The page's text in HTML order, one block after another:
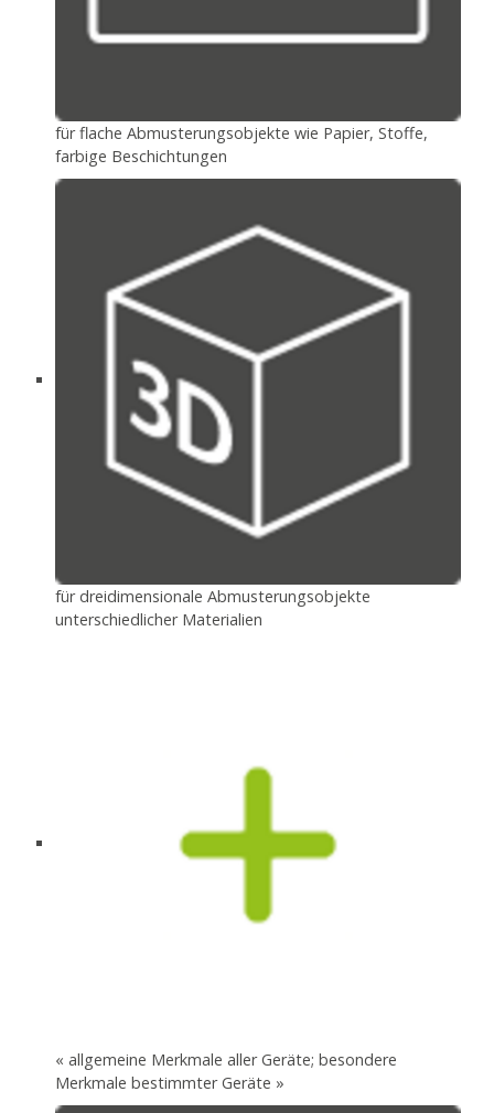
für flache Abmusterungsobjekte wie Papier, Stoffe,
farbige Beschichtungen
für dreidimensionale Abmusterungsobjekte
unterschiedlicher Materialien
« allgemeine Merkmale aller Geräte; besondere
Merkmale bestimmter Geräte »